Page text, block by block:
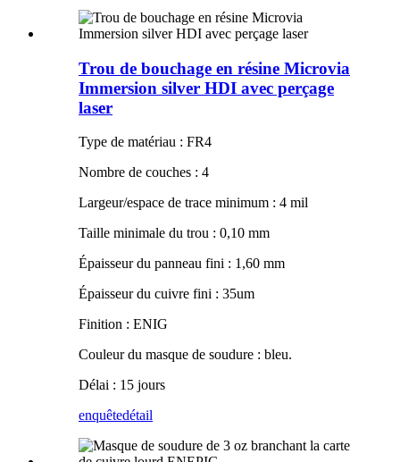
Trou de bouchage en résine Microvia
Immersion silver HDI avec perçage
laser
Type de matériau : FR4
Nombre de couches : 4
Largeur/espace de trace minimum : 4 mil
Taille minimale du trou : 0,10 mm
Épaisseur du panneau fini : 1,60 mm
Épaisseur du cuivre fini : 35um
Finition : ENIG
Couleur du masque de soudure : bleu.
Délai : 15 jours
enquêtedétail